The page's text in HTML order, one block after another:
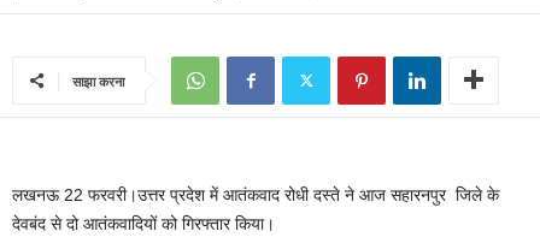
साझा करना
लखनऊ 22 फरवरी।उत्तर प्रदेश में आतंकवाद रोधी दस्ते ने आज सहारनपुर जिले के
देवबंद से दो आतंकवादियों को गिरफ्तार किया।